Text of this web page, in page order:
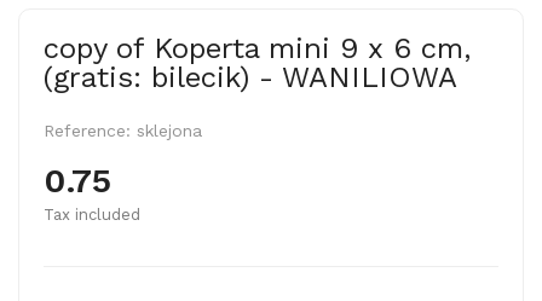
copy of Koperta mini 9 x 6 cm,
(gratis: bilecik) - WANILIOWA
Reference: sklejona
0.75
Tax included